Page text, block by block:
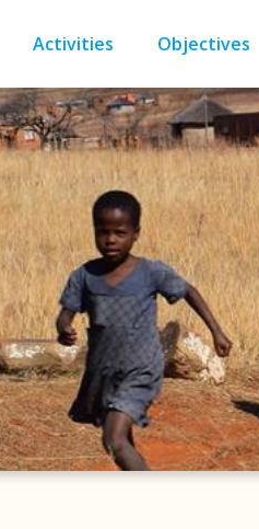
Activities Objectives